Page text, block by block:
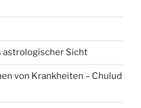
astrologischer Sicht
von Krankheiten – Chulud